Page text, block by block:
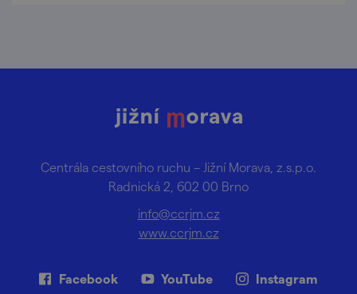
Centrála cestovního ruchu – Jižní Morava, z.s.p.o.
Radnická 2, 602 00 Brno
info@ccrjm.cz
www.ccrjm.cz
Facebook YouTube Instagram